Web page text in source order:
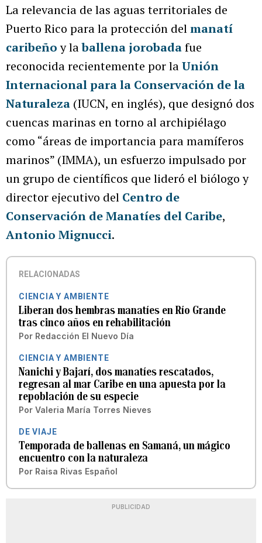
La relevancia de las aguas territoriales de
Puerto Rico para la protección delmanatí
caribeñoy laballena jorobadafue
reconocida recientemente por laUnión
Internacional para la Conservación de la
Naturaleza (IUCN, en inglés), que designó dos
cuencas marinas en torno al archipiélago
como “áreas de importancia para mamíferos
marinos” (IMMA), un esfuerzo impulsado por
un grupo de científicos que lideró el biólogo y
director ejecutivo del Centro de
Conservación de Manatíes del Caribe,
Antonio Mignucci.
RELACIONADAS
CIENCIA Y AMBIENTE
Liberan dos hembras manatíes en Río Grande
tras cinco años en rehabilitación
Por Redacción El Nuevo Día
CIENCIA Y AMBIENTE
Nanichi y Bajarí, dos manatíes rescatados,
regresan al mar Caribe en una apuesta por la
repoblación de su especie
Por Valeria María Torres Nieves
DE VIAJE
Temporada de ballenas en Samaná, un mágico
encuentro con la naturaleza
Por Raisa Rivas Español
PUBLICIDAD